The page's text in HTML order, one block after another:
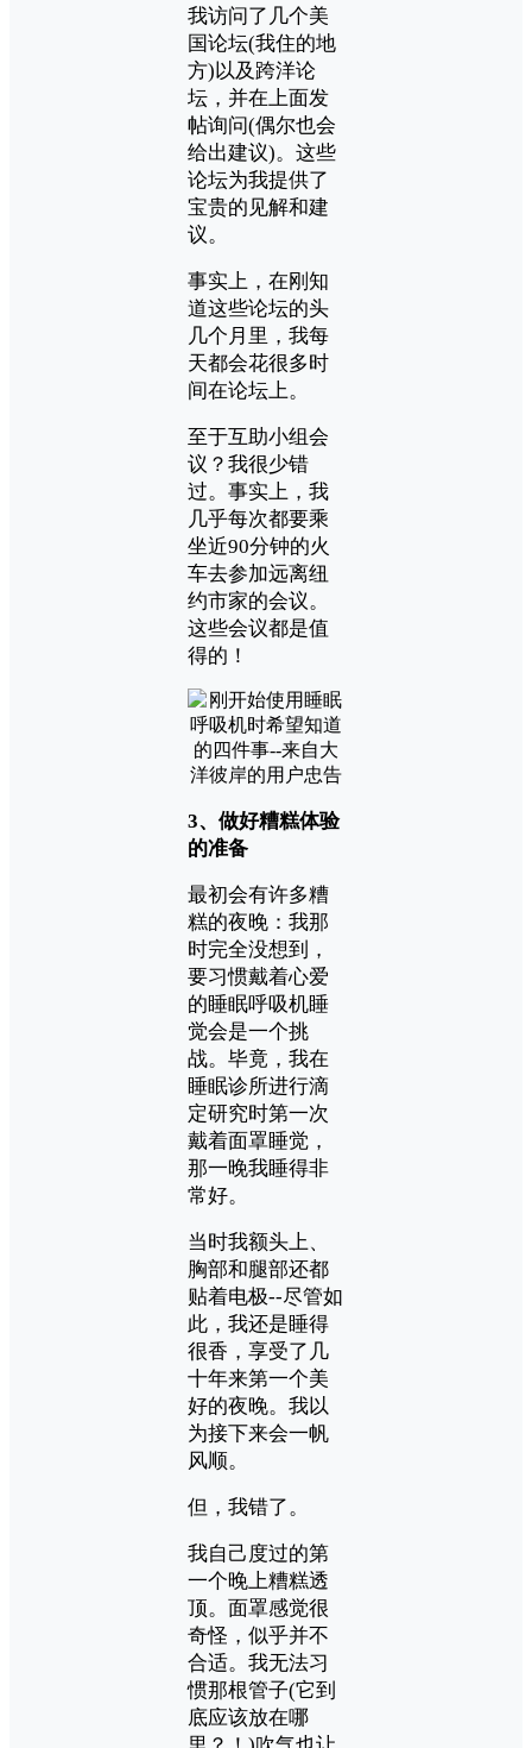
我访问了几个美
国论坛(我住的地
方)以及跨洋论
坛，并在上面发
帖询问(偶尔也会
给出建议)。这些
论坛为我提供了
宝贵的见解和建
议。
事实上，在刚知
道这些论坛的头
几个月里，我每
天都会花很多时
间在论坛上。
至于互助小组会
议？我很少错
过。事实上，我
几乎每次都要乘
坐近90分钟的火
车去参加远离纽
约市家的会议。
这些会议都是值
得的！
3、做好糟糕体验
的准备
最初会有许多糟
糕的夜晚：我那
时完全没想到，
要习惯戴着心爱
的睡眠呼吸机睡
觉会是一个挑
战。毕竟，我在
睡眠诊所进行滴
定研究时第一次
戴着面罩睡觉，
那一晚我睡得非
常好。
当时我额头上、
胸部和腿部还都
贴着电极--尽管如
此，我还是睡得
很香，享受了几
十年来第一个美
好的夜晚。我以
为接下来会一帆
风顺。
但，我错了。
我自己度过的第
一个晚上糟糕透
顶。面罩感觉很
奇怪，似乎并不
合适。我无法习
惯那根管子(它到
底应该放在哪